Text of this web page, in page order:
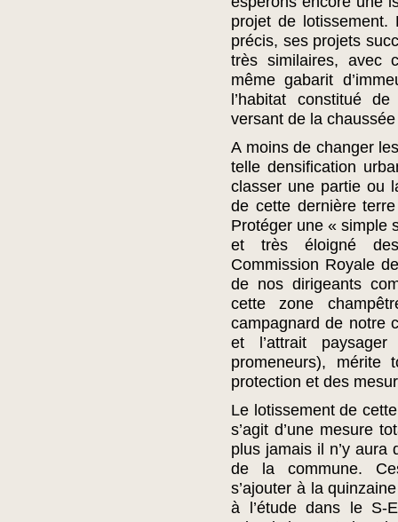
projet de lotissement.
précis, ses projets
très similaires, avec
même gabarit
l’habitat constitué
versant de la
A moins de changer
telle densification
classer une partie ou
de cette dernière
Protéger une « simple
et très éloigné
Commission Royale
de nos dirigeants
cette zone
campagnard de notre
et l’attrait
promeneurs), mérite
protection et des
Le lotissement de
s’agit d’une mesure
plus jamais il n’y
de la commune.
s’ajouter à la
à l’étude dans le S-